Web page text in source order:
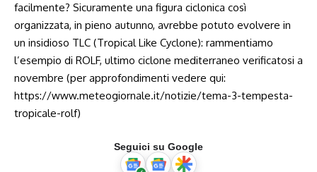
facilmente? Sicuramente una figura ciclonica così
organizzata, in pieno autunno, avrebbe potuto evolvere in
un insidioso TLC (Tropical Like Cyclone): rammentiamo
l’esempio di ROLF, ultimo ciclone mediterraneo verificatosi a
novembre (per approfondimenti vedere qui:
https://www.meteogiornale.it/notizie/tema-3-tempesta-
tropicale-rolf)
Seguici su Google